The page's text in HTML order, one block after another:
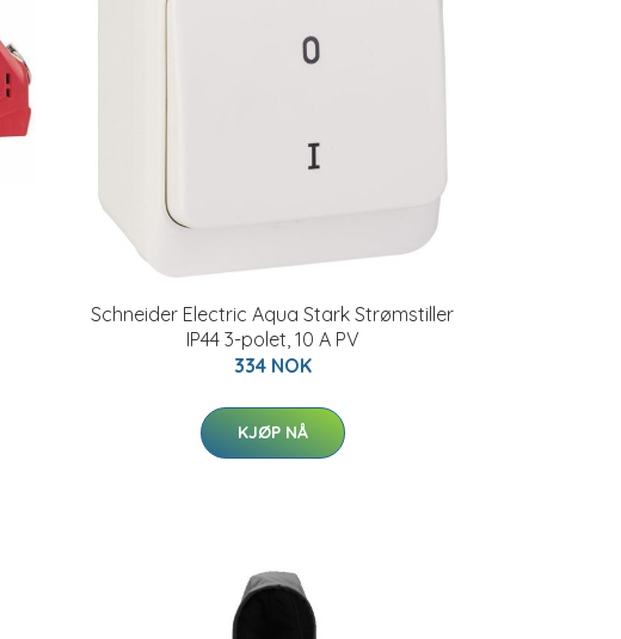
Schneider Electric Aqua Stark Strømstiller
IP44 3-polet, 10 A PV
334 NOK
KJØP NÅ